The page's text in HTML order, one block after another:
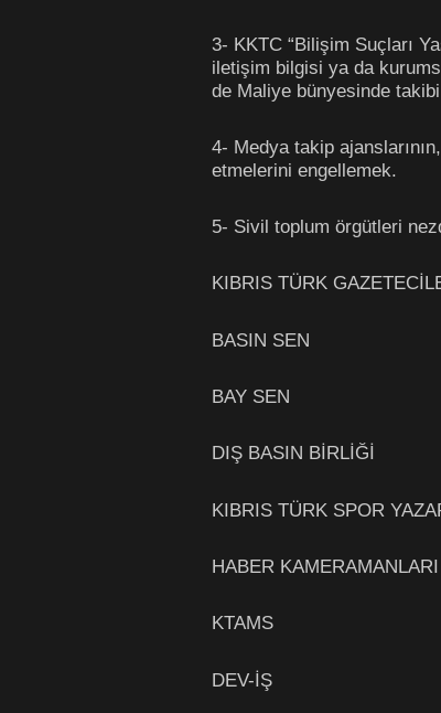
3- KKTC “Bilişim Suçları
iletişim bilgisi ya da
de Maliye bünyesinde
4- Medya takip
etmelerini engellemek.
5- Sivil toplum örgütleri
KIBRIS TÜRK
BASIN SEN
BAY SEN
DIŞ BASIN BİRLİĞİ
KIBRIS TÜRK SPOR
HABER
KTAMS
DEV-İŞ